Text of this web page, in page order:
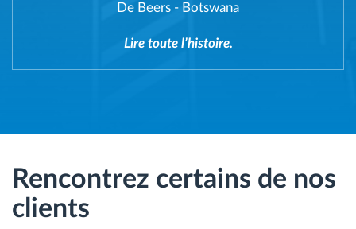
De Beers - Botswana
Lire toute l’histoire.
Rencontrez certains de nos
clients